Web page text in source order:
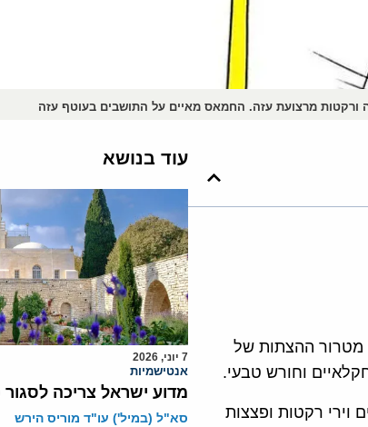
ורקטות מרצועת עזה. החמאס מאיים על התושבים בעוטף עזה
בעוטף עזה מטרור ההצתות של
וחורש טבעי.
וירי רקטות ופצצות
עוד בנושא
7 יוני, 2026
אנטישמיות
מדוע ישראל צריכה
סא"ל (במיל') עו"ד מוריס הירש